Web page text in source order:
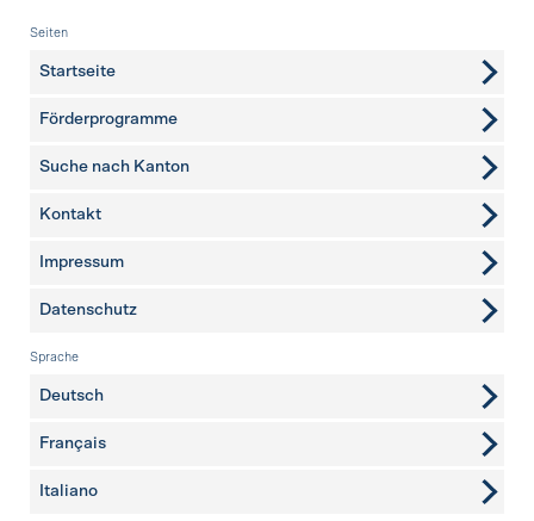
Fusszeile
Seiten
Startseite
Förderprogramme
Suche nach Kanton
weitere Seiten
Kontakt
Impressum
Datenschutz
Sprache
Deutsch
Français
Italiano